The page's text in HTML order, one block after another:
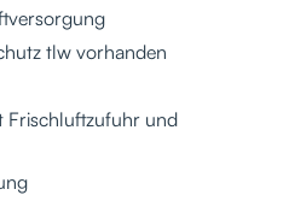
tlw vorhanden
Frischluftzufuhr und